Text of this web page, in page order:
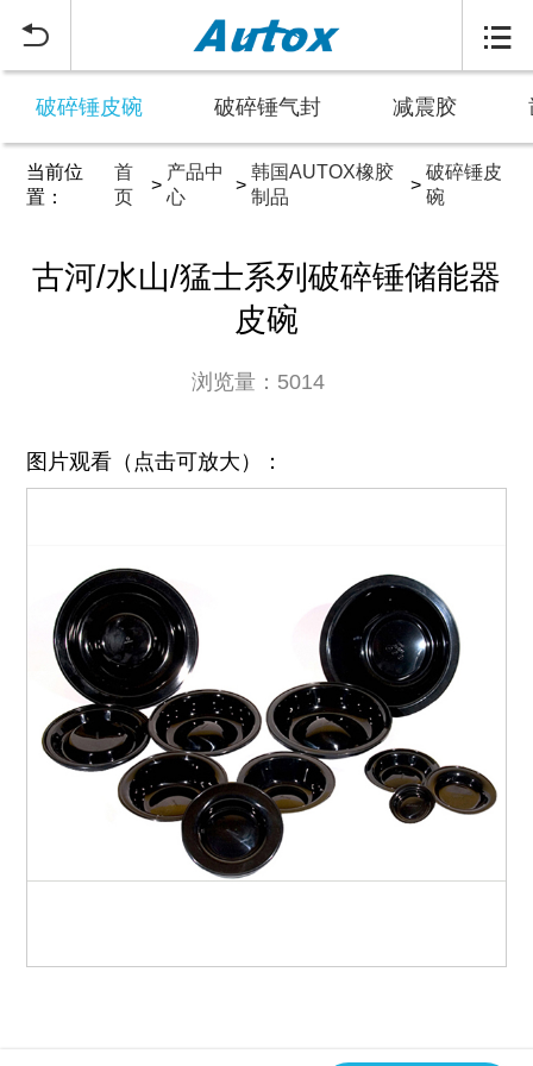
 
破碎锤皮碗 破碎锤气封 减震胶
当前位
置：
首
页
>
产品中
心
>
韩国AUTOX橡胶
制品
>
破碎锤皮
碗
古河/水山/猛士系列破碎锤储能器
皮碗
浏览量：5014
图片观看（点击可放大）：